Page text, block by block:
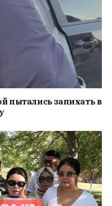
пытались запихать в